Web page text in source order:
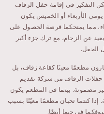
التفكير في إقامة حفل الزفاف
الأربعاء أو الخميس يكون
مما يمنحكما فرصة الحصول على
عن الزحام، مع ترك جزء أكبر
الحفل.
مطعمًا معينًا كقاعة زفاف، بل
حفلات الزفاف من شركة تقديم
مضمونة. بينما في المطعم يكون
كنتما تحبان مطعمًا معيّنًا بسبب
في حبها أيضًا.